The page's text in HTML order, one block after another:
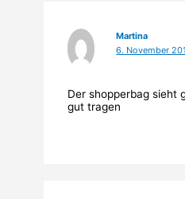
Martina
6. November
Der shopperbag sieht
gut tragen